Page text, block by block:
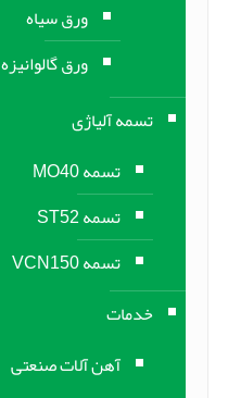
ورق سیاه
ورق گالوانیزه
تسمه آلیاژی
تسمه MO40
تسمه ST52
تسمه VCN150
خدمات
آهن آلات صنعتی